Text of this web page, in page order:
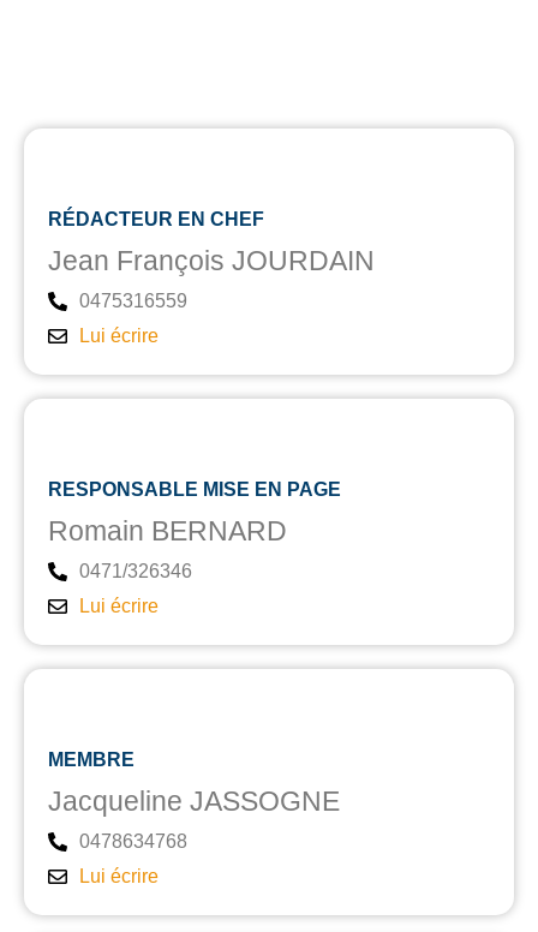
RÉDACTEUR EN CHEF
Jean François JOURDAIN
0475316559
Lui écrire
RESPONSABLE MISE EN PAGE
Romain BERNARD
0471/326346
Lui écrire
MEMBRE
Jacqueline JASSOGNE
0478634768
Lui écrire